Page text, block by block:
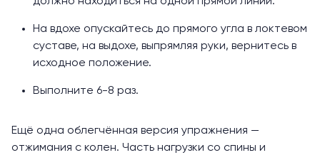
На вдохе опускайтесь до прямого угла в локтевом
суставе, на выдохе, выпрямляя руки, вернитесь в
исходное положение.
Выполните 6-8 раз.
Ещё одна облегчённая версия упражнения —
отжимания с колен. Часть нагрузки со спины и